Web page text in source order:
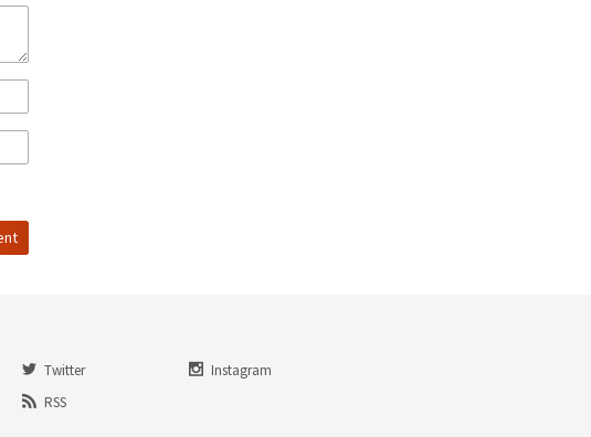
Twitter
Instagram
RSS